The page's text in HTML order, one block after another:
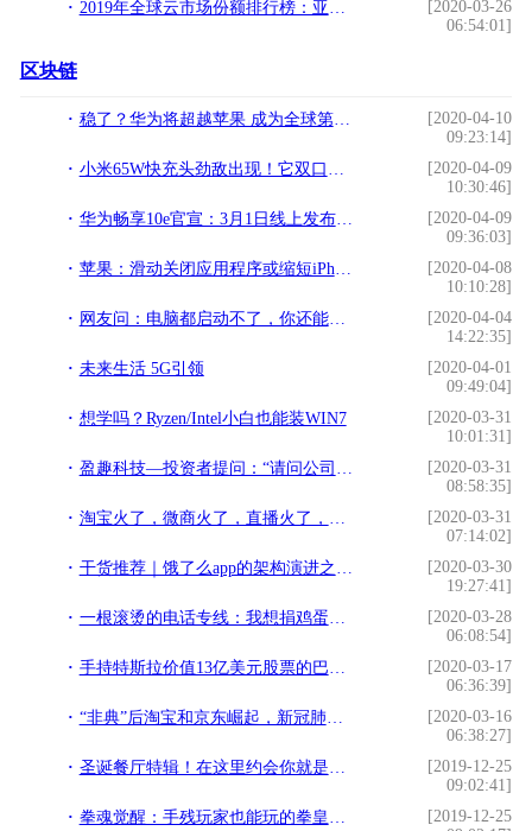
2019年全球云市场份额排行榜：亚马逊第一，阿里云第四
[2020-03-26
06:54:01]
区块链
稳了？华为将超越苹果 成为全球第二大智能手机制造商
[2020-04-10
09:23:14]
小米65W快充头劲敌出现！它双口支持PD快充，65W仅百元
[2020-04-09
10:30:46]
华为畅享10e官宣：3月1日线上发布 主打强劲续航
[2020-04-09
09:36:03]
苹果：滑动关闭应用程序或缩短iPhone电池寿命
[2020-04-08
10:10:28]
网友问：电脑都启动不了，你还能做什么？于是我默默地码字告诉他
[2020-04-04
14:22:35]
未来生活 5G引领
[2020-04-01
09:49:04]
想学吗？Ryzen/Intel小白也能装WIN7
[2020-03-31
10:01:31]
盈趣科技—投资者提问：“请问公司整机产品有哪些自有品牌啊？！比如咕咕机之类的。。。另外，第四代咕咕机是不是双12上线销售的？截至目前有多少销量啊？！”
[2020-03-31
08:58:35]
淘宝火了，微商火了，直播火了，抖音火了！2020年这些会火？
[2020-03-31
07:14:02]
干货推荐｜饿了么app的架构演进之路，你的外卖可不简单
[2020-03-30
19:27:41]
一根滚烫的电话专线：我想捐鸡蛋、红薯、凳子、口罩……
[2020-03-28
06:08:54]
手持特斯拉价值13亿美元股票的巴恩·巴伦：一股也不卖
[2020-03-17
06:36:39]
“非典”后淘宝和京东崛起，新冠肺炎后会造就谁？
[2020-03-16
06:38:27]
圣诞餐厅特辑！在这里约会你就是最靓的仔
[2019-12-25
09:02:41]
拳魂觉醒：手残玩家也能玩的拳皇手游！与草薙京一起争霸格斗大赛
[2019-12-25